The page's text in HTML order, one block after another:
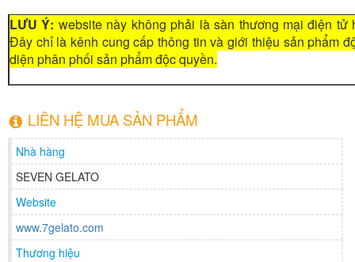
LƯU Ý: website này không phải là sàn thương mại điện tử
Đây chỉ là kênh cung cấp thông tin và giới thiệu sản phẩm
diện phân phối sản phẩm độc quyền.
LIÊN HỆ MUA SẢN PHẨM
Nhà hàng
SEVEN GELATO
Website
www.7gelato.com
Thương hiệu